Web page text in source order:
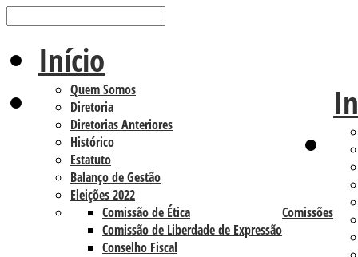
Início
Quem Somos
Diretoria
Diretorias Anteriores
Histórico
Estatuto
Balanço de Gestão
Eleições 2022
Comissões
Comissão de Ética
Comissão de Liberdade de Expressão
Conselho Fiscal